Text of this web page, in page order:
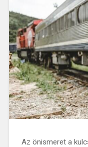
Az önismeret a